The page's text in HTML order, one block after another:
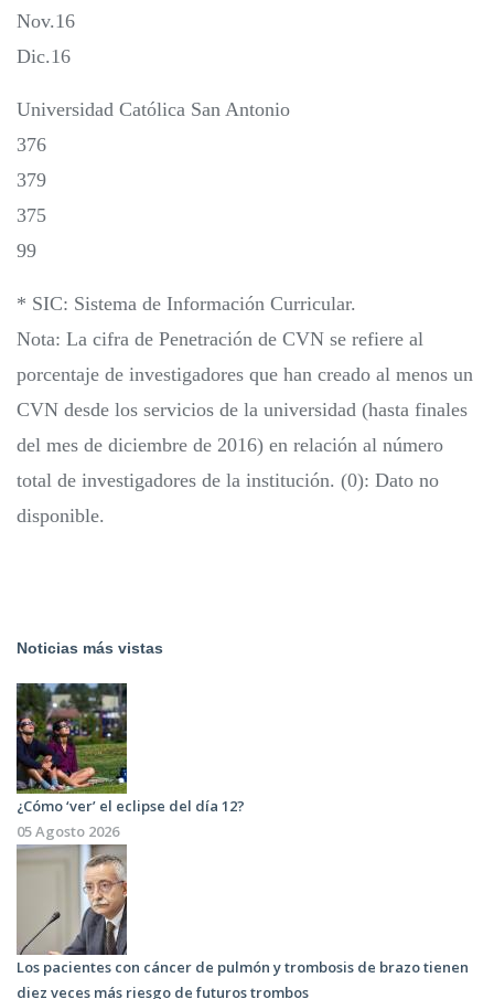
Nov.16
Dic.16
Universidad Católica San Antonio
376
379
375
99
* SIC: Sistema de Información Curricular.
Nota: La cifra de Penetración de CVN se refiere al
porcentaje de investigadores que han creado al menos un
CVN desde los servicios de la universidad (hasta finales
del mes de diciembre de 2016) en relación al número
total de investigadores de la institución. (0): Dato no
disponible.
Noticias más vistas
¿Cómo ‘ver’ el eclipse del día 12?
05 Agosto 2026
Los pacientes con cáncer de pulmón y trombosis de brazo tienen
diez veces más riesgo de futuros trombos